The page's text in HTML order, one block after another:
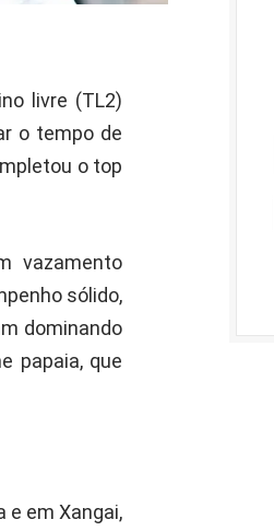
livre (TL2)
o tempo de
o top
vazamento
sólido,
dominando
papaia, que
e em Xangai,